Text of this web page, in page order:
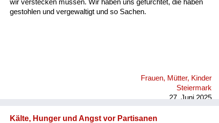
wir verstecken müssen. Wir haben uns gefürchtet, die haben
gestohlen und vergewaltigt und so Sachen.
Frauen, Mütter, Kinder
Steiermark
27. Juni 2025
Kälte, Hunger und Angst vor Partisanen